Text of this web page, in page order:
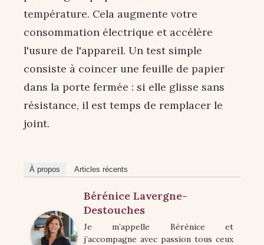
température. Cela augmente votre
consommation électrique et accélère
l'usure de l'appareil. Un test simple
consiste à coincer une feuille de papier
dans la porte fermée : si elle glisse sans
résistance, il est temps de remplacer le
joint.
À propos Articles récents
Bérénice Lavergne-
Destouches
Je m’appelle Bérénice et
j’accompagne avec passion tous ceux